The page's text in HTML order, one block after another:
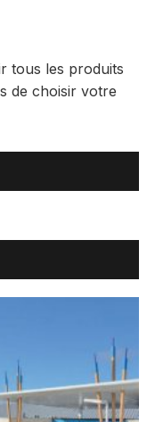
tous les produits
de choisir votre